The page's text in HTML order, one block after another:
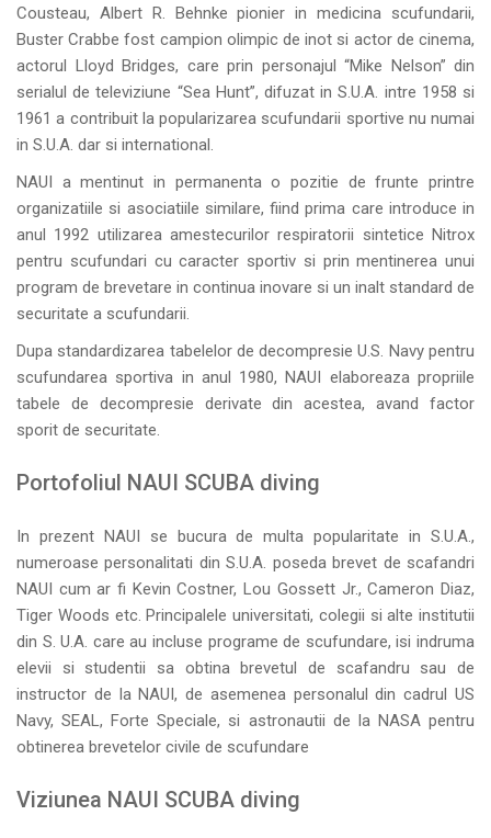
Cousteau, Albert R. Behnke pionier in medicina scufundarii,
Buster Crabbe fost campion olimpic de inot si actor de cinema,
actorul Lloyd Bridges, care prin personajul “Mike Nelson” din
serialul de televiziune “Sea Hunt”, difuzat in S.U.A. intre 1958 si
1961 a contribuit la popularizarea scufundarii sportive nu numai
in S.U.A. dar si international.
NAUI a mentinut in permanenta o pozitie de frunte printre
organizatiile si asociatiile similare, fiind prima care introduce in
anul 1992 utilizarea amestecurilor respiratorii sintetice Nitrox
pentru scufundari cu caracter sportiv si prin mentinerea unui
program de brevetare in continua inovare si un inalt standard de
securitate a scufundarii.
Dupa standardizarea tabelelor de decompresie U.S. Navy pentru
scufundarea sportiva in anul 1980, NAUI elaboreaza propriile
tabele de decompresie derivate din acestea, avand factor
sporit de securitate.
Portofoliul NAUI SCUBA diving
In prezent NAUI se bucura de multa popularitate in S.U.A.,
numeroase personalitati din S.U.A. poseda brevet de scafandri
NAUI cum ar fi Kevin Costner, Lou Gossett Jr., Cameron Diaz,
Tiger Woods etc. Principalele universitati, colegii si alte institutii
din S. U.A. care au incluse programe de scufundare, isi indruma
elevii si studentii sa obtina brevetul de scafandru sau de
instructor de la NAUI, de asemenea personalul din cadrul US
Navy, SEAL, Forte Speciale, si astronautii de la NASA pentru
obtinerea brevetelor civile de scufundare
Viziunea NAUI SCUBA diving